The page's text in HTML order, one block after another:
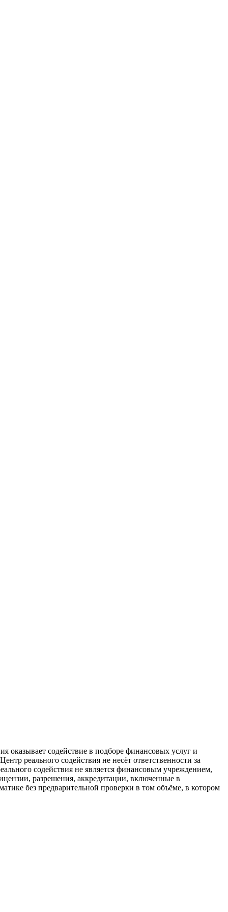
оказывает содействие в подборе финансовых услуг и
реального содействия не несёт ответственности за
содействия не является финансовым учреждением,
разрешения, аккредитации, включенные в
без предварительной проверки в том объёме, в котором